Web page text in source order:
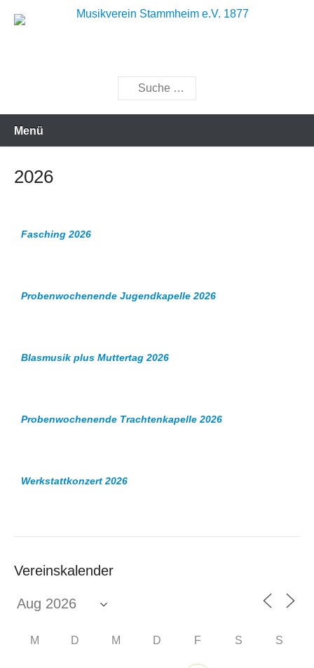
Inhalt
Suchen
Menü
2026
Fasching 2026
Probenwochenende Jugendkapelle 2026
Blasmusik plus Muttertag 2026
Probenwochenende Trachtenkapelle 2026
Werkstattkonzert 2026
Vereinskalender
M D M D F S S